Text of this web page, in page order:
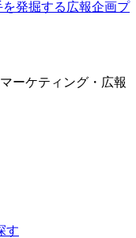
発掘する広報企画プ
ーケティング・広報
す